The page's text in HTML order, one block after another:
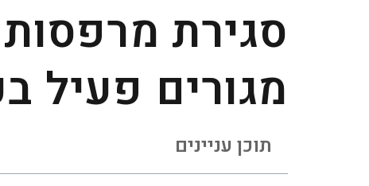
סגירת
מגורים פעיל
תוכן עניינים